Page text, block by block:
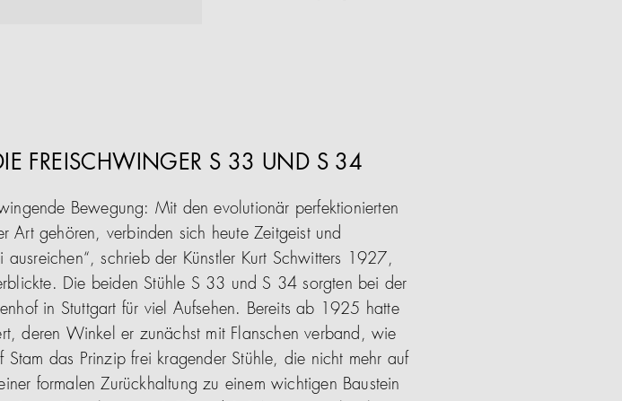
FREISCHWINGER S 33 UND S 34
Bewegung: Mit den evolutionär perfektionierten
gehören, verbinden sich heute Zeitgeist und
ausreichen“, schrieb der Künstler Kurt Schwitters 1927,
Die beiden Stühle S 33 und S 34 sorgten bei der
in Stuttgart für viel Aufsehen. Bereits ab 1925 hatte
deren Winkel er zunächst mit Flanschen verband, wie
das Prinzip frei kragender Stühle, die nicht mehr auf
formalen Zurückhaltung zu einem wichtigen Baustein